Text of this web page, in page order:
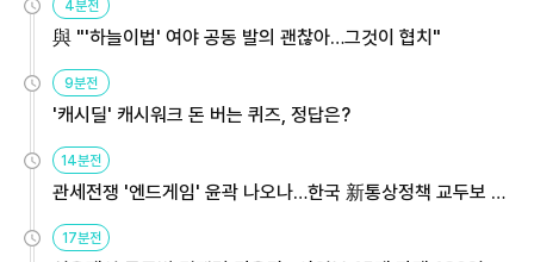
4분전
與 "'하늘이법' 여야 공동 발의 괜찮아…그것이 협치"
9분전
'캐시딜' 캐시워크 돈 버는 퀴즈, 정답은?
14분전
관세전쟁 '엔드게임' 윤곽 나오나…한국 新통상정책 교두보 활
용해야
17분전